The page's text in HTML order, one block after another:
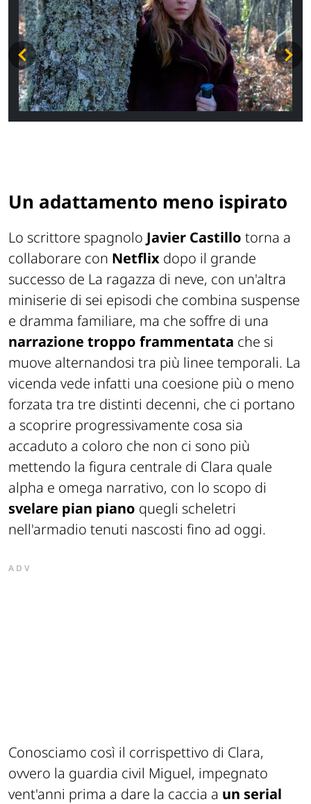
Un adattamento meno ispirato
Lo scrittore spagnolo Javier Castillo torna a
collaborare con Netflix dopo il grande
successo de La ragazza di neve, con un'altra
miniserie di sei episodi che combina suspense
e dramma familiare, ma che soffre di una
narrazione troppo frammentata che si
muove alternandosi tra più linee temporali. La
vicenda vede infatti una coesione più o meno
forzata tra tre distinti decenni, che ci portano
a scoprire progressivamente cosa sia
accaduto a coloro che non ci sono più
mettendo la figura centrale di Clara quale
alpha e omega narrativo, con lo scopo di
svelare pian piano quegli scheletri
nell'armadio tenuti nascosti fino ad oggi.
ADV
Conosciamo così il corrispettivo di Clara,
ovvero la guardia civil Miguel, impegnato
vent'anni prima a dare la caccia a un serial